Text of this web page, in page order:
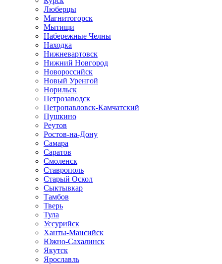
Люберцы
Магнитогорск
Мытищи
Набережные Челны
Находка
Нижневартовск
Нижний Новгород
Новороссийск
Новый Уренгой
Норильск
Петрозаводск
Петропавловск-Камчатский
Пушкино
Реутов
Ростов-на-Дону
Самара
Саратов
Смоленск
Ставрополь
Старый Оскол
Сыктывкар
Тамбов
Тверь
Тула
Уссурийск
Ханты-Мансийск
Южно-Сахалинск
Якутск
Ярославль